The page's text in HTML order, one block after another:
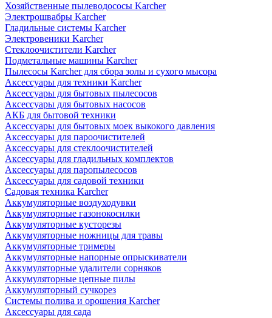
Хозяйственные пылеводососы Karcher
Электрошвабры Karcher
Гладильные системы Karcher
Электровеники Karcher
Стеклоочистители Karcher
Подметальные машины Karcher
Пылесосы Karcher для сбора золы и сухого мысора
Аксессуары для техники Karcher
Аксессуары для бытовых пылесосов
Аксессуары для бытовых насосов
АКБ для бытовой техники
Аксессуары для бытовых моек выкокого давления
Аксессуары для пароочистителей
Аксессуары для стеклоочистителей
Аксессуары для гладильных комплектов
Аксессуары для паропылесосов
Аксессуары для садовой техники
Садовая техника Karcher
Аккумуляторные воздуходувки
Аккумуляторные газонокосилки
Аккумуляторные кусторезы
Аккумуляторные ножницы для травы
Аккумуляторные тримеры
Аккумуляторные напорные опрыскиватели
Аккумуляторные удалители сорняков
Аккумуляторные цепные пилы
Аккумуляторный сучкорез
Системы полива и орошения Karcher
Аксессуары для сада